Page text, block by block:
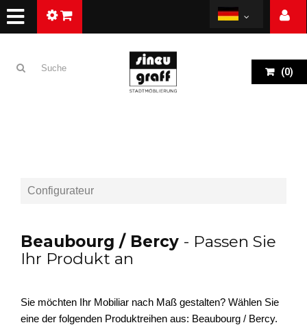
(0)
Configurateur
Beaubourg / Bercy - Passen Sie
Ihr Produkt an
Sie möchten Ihr Mobiliar nach Maß gestalten? Wählen Sie
eine der folgenden Produktreihen aus: Beaubourg / Bercy.